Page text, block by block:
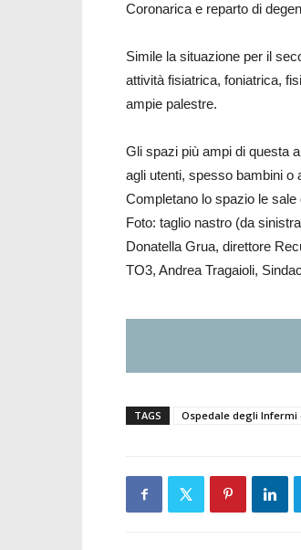
Coronarica e reparto di
Simile la situazione per il
attività fisiatrica, foniatrica,
ampie palestre.
Gli spazi più ampi di questa
agli utenti, spesso bambini o
Completano lo spazio le sale
Foto: taglio nastro (da
Donatella Grua, direttore
TO3, Andrea Tragaioli,
TAGS Ospedale degli Infermi